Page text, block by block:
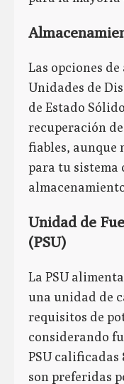
Las opciones
Unidades de
de Estado
recuperación
fiables, aunque
para tu sistema
Unidad de
(PSU)
La PSU
una unidad de
requisitos de
considerando
PSU calificadas
son preferidas